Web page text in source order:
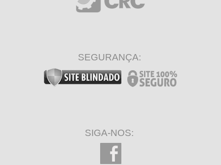
SEGURANÇA:
SIGA-NOS: